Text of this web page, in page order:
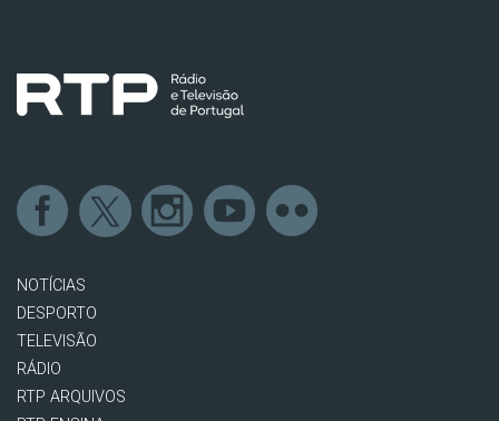
NOTÍCIAS
DESPORTO
TELEVISÃO
RÁDIO
RTP ARQUIVOS